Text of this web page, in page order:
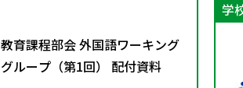
教育課程部会 外国語ワーキング
グループ（第1回） 配付資料
学